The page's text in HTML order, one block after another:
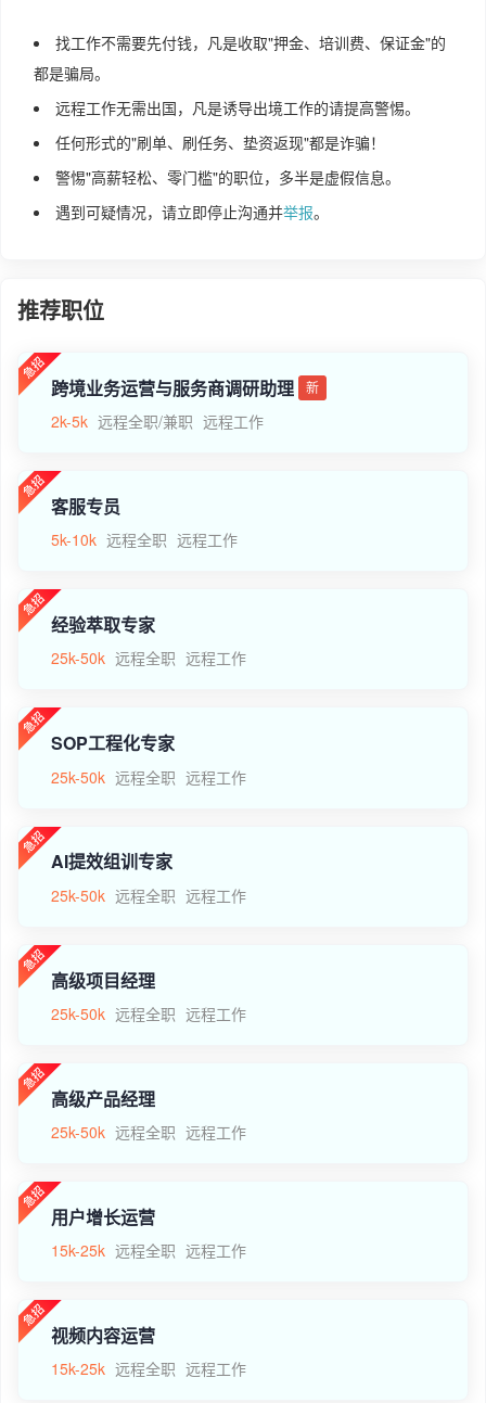
找工作不需要先付钱，凡是收取"押金、培训费、保证金"的
都是骗局。
远程工作无需出国，凡是诱导出境工作的请提高警惕。
任何形式的"刷单、刷任务、垫资返现"都是诈骗！
警惕"高薪轻松、零门槛"的职位，多半是虚假信息。
遇到可疑情况，请立即停止沟通并举报。
推荐职位
跨境业务运营与服务商调研助理 新
2k-5k 远程全职/兼职 远程工作
客服专员
5k-10k 远程全职 远程工作
经验萃取专家
25k-50k 远程全职 远程工作
SOP工程化专家
25k-50k 远程全职 远程工作
AI提效组训专家
25k-50k 远程全职 远程工作
高级项目经理
25k-50k 远程全职 远程工作
高级产品经理
25k-50k 远程全职 远程工作
用户增长运营
15k-25k 远程全职 远程工作
视频内容运营
15k-25k 远程全职 远程工作